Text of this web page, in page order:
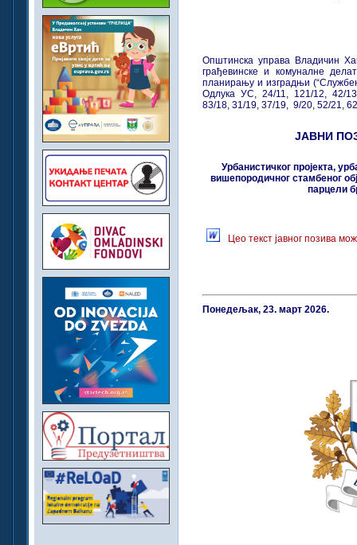
Општинска управа Владичин
грађевинске и комуналне
планирању и изградњи
Одлука УС, 24/11, 121/12, 42/
83/18, 31/19, 37/19, 9/20, 52/21,
ЈАВНИ
Урбанистичког пројекта,
вишепородичног стамбеног
парцели
Цео текст јавног позива
Понедељак, 23. март 2026.